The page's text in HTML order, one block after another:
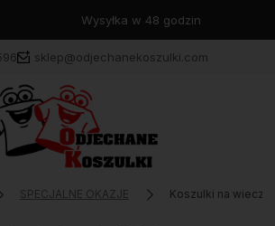
Wysyłka w 48 godzin
sklep@odjechanekoszulki.com
SPECJALNE OKAZJE Koszulki na